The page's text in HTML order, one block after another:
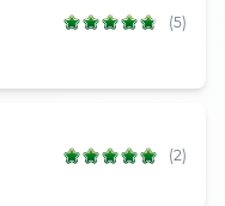
(5)
(2)